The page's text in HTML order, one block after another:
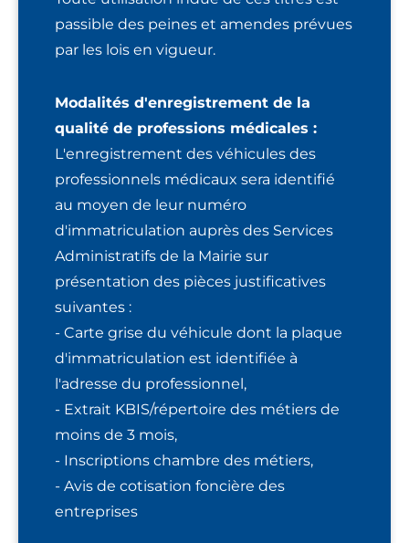
passible des peines et amendes prévues
par les lois en vigueur.
Modalités d'enregistrement de la
qualité de professions médicales :
L'enregistrement des véhicules des
professionnels médicaux sera identifié
au moyen de leur numéro
d'immatriculation auprès des Services
Administratifs de la Mairie sur
présentation des pièces justificatives
suivantes :
- Carte grise du véhicule dont la plaque
d'immatriculation est identifiée à
l'adresse du professionnel,
- Extrait KBIS/répertoire des métiers de
moins de 3 mois,
- Inscriptions chambre des métiers,
- Avis de cotisation foncière des
entreprises